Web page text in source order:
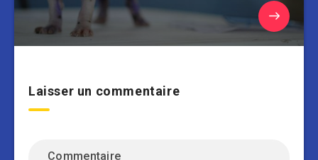
Laisser un commentaire